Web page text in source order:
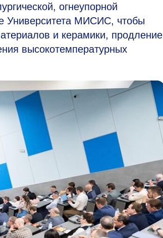
огнеупорной
Университета МИСИС, чтобы
и керамики, продление
высокотемпературных